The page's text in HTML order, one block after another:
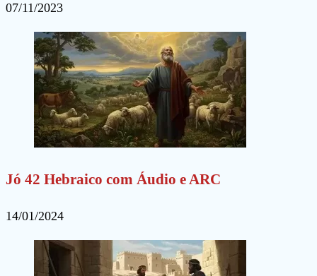
07/11/2023
Jó 42 Hebraico com Áudio e ARC
14/01/2024